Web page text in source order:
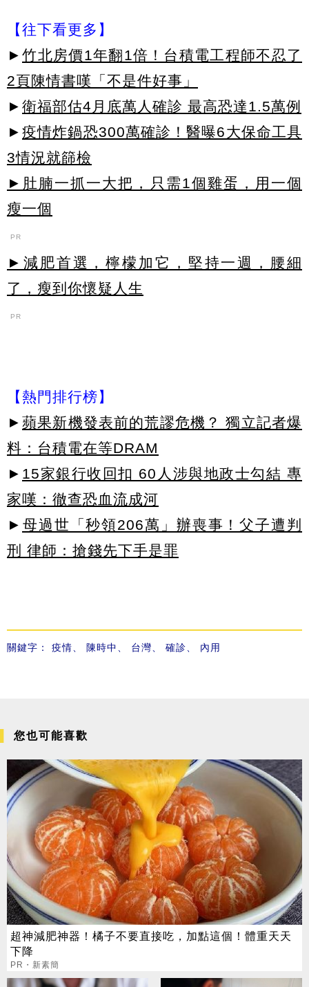
【往下看更多】
► 竹北房價1年翻1倍！台積電工程師不忍了
2頁陳情書嘆「不是件好事」
► 衛福部估4月底萬人確診 最高恐達1.5萬例
► 疫情炸鍋恐300萬確診！醫曝6大保命工具
3情況就篩檢
►肚腩一抓一大把，只需1個雞蛋，用一個
瘦一個
PR
►減肥首選，檸檬加它，堅持一週，腰細
了，瘦到你懷疑人生
PR
【熱門排行榜】
► 蘋果新機發表前的荒謬危機？ 獨立記者爆
料：台積電在等DRAM
► 15家銀行收回扣 60人涉與地政士勾結 專
家嘆：徹查恐血流成河
► 母過世「秒領206萬」辦喪事！父子遭判
刑 律師：搶錢先下手是罪
關鍵字： 疫情 陳時中 台灣 確診 內用
您也可能喜歡
超神減肥神器！橘子不要直接吃，加點這個！體重天天
下降
PR・新素簡